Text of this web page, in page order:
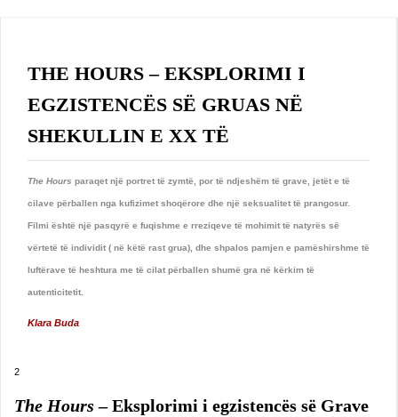
THE HOURS – EKSPLORIMI I
EGZISTENCËS SË GRUAS NË
SHEKULLIN E XX TË
The Hours paraqet një portret të zymtë, por të ndjeshëm të grave, jetët e të
cilave përballen nga kufizimet shoqërore dhe një seksualitet të prangosur.
Filmi është një pasqyrë e fuqishme e rreziqeve të mohimit të natyrës së
vërtetë të individit ( në këtë rast grua), dhe shpalos pamjen e pamëshirshme të
luftërave të heshtura me të cilat përballen shumë gra në kërkim të
autenticitetit.
Klara Buda
2
The Hours – Eksplorimi i egzistencës së Grave